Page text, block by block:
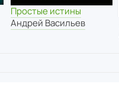
Простые истины
Андрей Васильев